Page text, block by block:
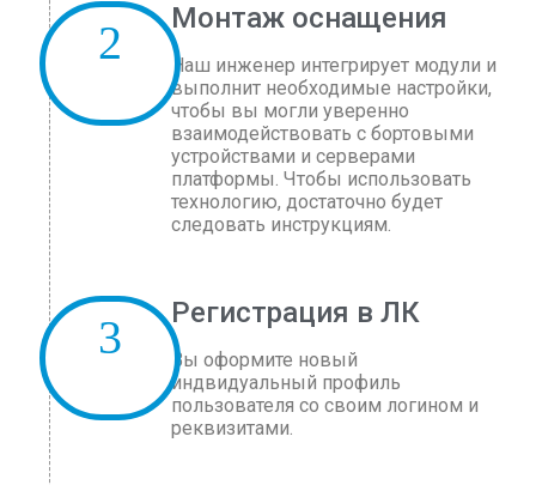
Монтаж оснащения
Наш инженер интегрирует модули и
выполнит необходимые настройки,
чтобы вы могли уверенно
взаимодействовать с бортовыми
устройствами и серверами
платформы. Чтобы использовать
технологию, достаточно будет
следовать инструкциям.
Регистрация в ЛК
Вы оформите новый
индвидуальный профиль
пользователя со своим логином и
реквизитами.